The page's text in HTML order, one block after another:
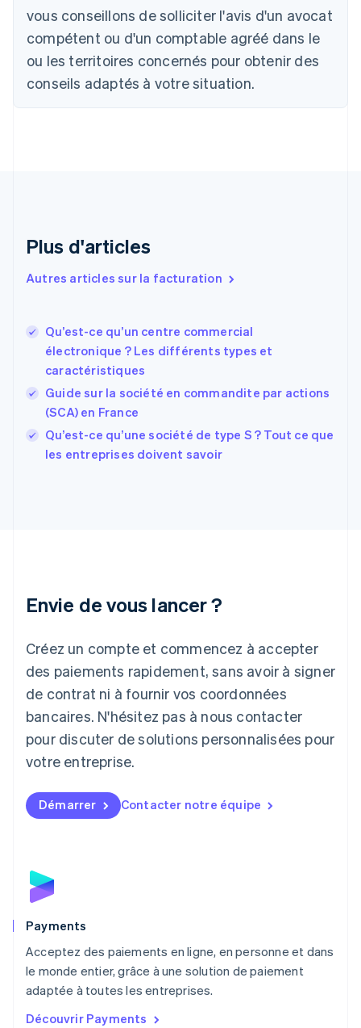
vous conseillons de solliciter l'avis d'un avocat
compétent ou d'un comptable agréé dans le
ou les territoires concernés pour obtenir des
conseils adaptés à votre situation.
Plus d'articles
Autres articles sur la facturation
Qu’est-ce qu’un centre commercial
électronique ? Les différents types et
caractéristiques
Guide sur la société en commandite par actions
(SCA) en France
Qu’est-ce qu’une société de type S ? Tout ce que
les entreprises doivent savoir
Envie de vous lancer ?
Créez un compte et commencez à accepter
des paiements rapidement, sans avoir à signer
de contrat ni à fournir vos coordonnées
bancaires. N'hésitez pas à nous contacter
pour discuter de solutions personnalisées pour
votre entreprise.
Démarrer Contacter notre équipe
Payments
Acceptez des paiements en ligne, en personne et dans
le monde entier, grâce à une solution de paiement
adaptée à toutes les entreprises.
Découvrir Payments
Bulgarie
English
Canada
English Français
Chine continentale
Espagne
Estonie
EnglishEspañol简体中文
Finlande
EnglishSvenska
FrançaisEnglish
Gibraltar
English
Grèce
Japon
Lettonie
English
Liechtenstein
DeutschEnglish
Lituanie
Luxembourg
FrançaisDeutschEnglish
English简体中文
Malte
Norvège
English
English
NederlandsEnglish
Pologne
English
PortuguêsEnglish